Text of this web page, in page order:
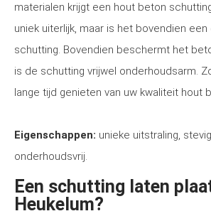
materialen krijgt een hout beton
uniek uiterlijk, maar is het bovendien
schutting. Bovendien beschermt het
is de schutting vrijwel onderhoudsarm.
lange tijd genieten van uw kwaliteit hout
Eigenschappen: unieke uitstraling,
onderhoudsvrij.
Een schutting laten
Heukelum?